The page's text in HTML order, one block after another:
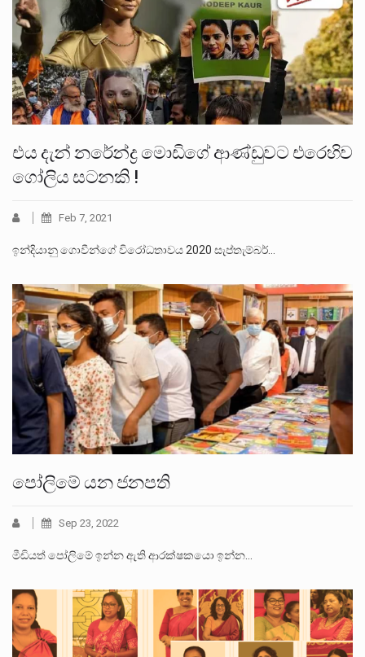
එය දැන් නරේන්ද්‍ර මොඩිගේ ආණ්ඩුවට එරෙහිව
ගෝලිය සටනකි !
Feb 7, 2021
ඉන්දියානු ගොවීන්ගේ විරෝධතාවය 2020 සැප්තැම්බර්…
පෝලිමේ යන ජනපති
Sep 23, 2022
මීඩියත් පෝලිමේ ඉන්න ඇති ආරක්ෂකයො ඉන්න…